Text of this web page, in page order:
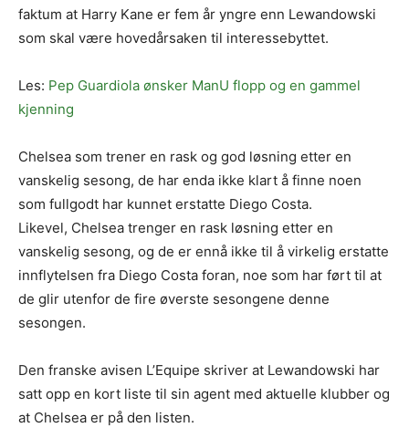
faktum at Harry Kane er fem år yngre enn Lewandowski
som skal være hovedårsaken til interessebyttet.
Les: Pep Guardiola ønsker ManU flopp og en gammel
kjenning
Chelsea som trener en rask og god løsning etter en
vanskelig sesong, de har enda ikke klart å finne noen
som fullgodt har kunnet erstatte Diego Costa.
Likevel, Chelsea trenger en rask løsning etter en
vanskelig sesong, og de er ennå ikke til å virkelig erstatte
innflytelsen fra Diego Costa foran, noe som har ført til at
de glir utenfor de fire øverste sesongene denne
sesongen.
Den franske avisen L’Equipe skriver at Lewandowski har
satt opp en kort liste til sin agent med aktuelle klubber og
at Chelsea er på den listen.